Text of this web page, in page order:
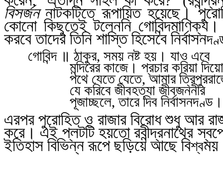
বিসর্জননাটকটিতে রূপায়িত হয়েছে।
কোনো কিছুতেই টলেননি
করবে তাদের তিনি শাস্তি হিসেবে নির্বাসন
গোবিন্দ ॥ ঠাকুর, সময় নষ্ট হয়। যাও এবে
মন্দিরের কাজে। প্রচার করিয়া দিয়ো
পথে যেতে যেতে,আমার
যে করিবে জীবহত্যা জীবজননীর
পূজাচ্ছলে,তারে দিব নির্বাসনদণ্ড
এরপর পুরোহিত ও রাজার বিরোধ শুধু আর
করে। এই প্লটটি হয়তো রবীন্দ্রনাথের
ইতিহাস বিভিন্ন রূপে ছড়িয়ে আছে বিশ্ব